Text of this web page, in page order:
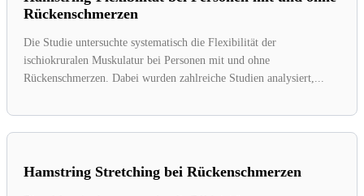
Rückenschmerzen
Die Studie untersuchte systematisch die Flexibilität der
ischiokruralen Muskulatur bei Personen mit und ohne
Rückenschmerzen. Dabei wurden zahlreiche Studien analysiert,...
Hamstring Stretching bei Rückenschmerzen